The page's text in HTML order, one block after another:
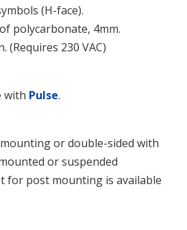
(H-face).
polycarbonate, 4mm.
(Requires 230 VAC)
with Pulse.
or double-sided with
or suspended
for post mounting is available